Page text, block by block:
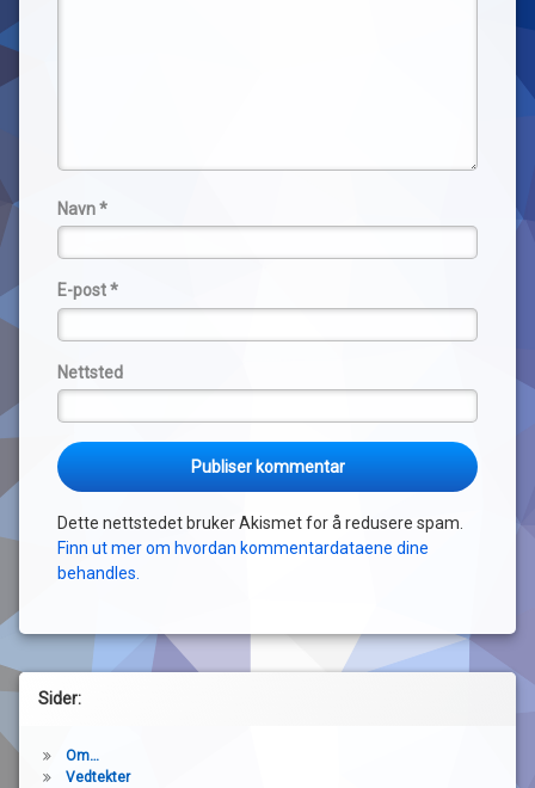
Navn*
E-post*
Nettsted
Dette nettstedet bruker Akismet for å redusere spam.
Finn ut mer om hvordan kommentardataene dine
behandles.
Sider:
Om…
Vedtekter